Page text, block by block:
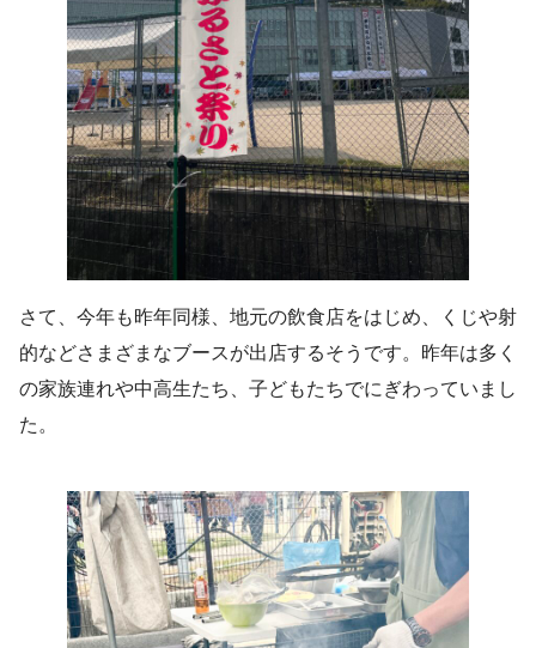
さて、今年も昨年同様、地元の飲食店をはじめ、くじや射
的などさまざまなブースが出店するそうです。昨年は多く
の家族連れや中高生たち、子どもたちでにぎわっていまし
た。